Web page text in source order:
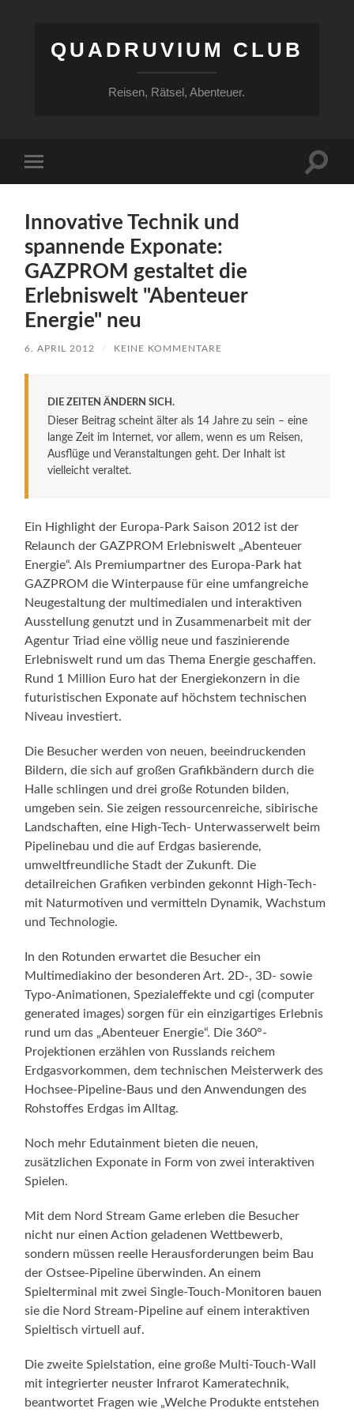
QUADRUVIUM CLUB
Reisen, Rätsel, Abenteuer.
Menü
Innovative Technik und
spannende Exponate:
GAZPROM gestaltet die
Erlebniswelt "Abenteuer
Energie" neu
6. APRIL 2012 / KEINE KOMMENTARE
DIE ZEITEN ÄNDERN SICH.
Dieser Beitrag scheint älter als 14 Jahre zu sein – eine
lange Zeit im Internet, vor allem, wenn es um Reisen,
Ausflüge und Veranstaltungen geht. Der Inhalt ist
vielleicht veraltet.
Ein Highlight der Europa-Park Saison 2012 ist der
Relaunch der GAZPROM Erlebniswelt „Abenteuer
Energie“. Als Premiumpartner des Europa-Park hat
GAZPROM die Winterpause für eine umfangreiche
Neugestaltung der multimedialen und interaktiven
Ausstellung genutzt und in Zusammenarbeit mit der
Agentur Triad eine völlig neue und faszinierende
Erlebniswelt rund um das Thema Energie geschaffen.
Rund 1 Million Euro hat der Energiekonzern in die
futuristischen Exponate auf höchstem technischen
Niveau investiert.
Die Besucher werden von neuen, beeindruckenden
Bildern, die sich auf großen Grafikbändern durch die
Halle schlingen und drei große Rotunden bilden,
umgeben sein. Sie zeigen ressourcenreiche, sibirische
Landschaften, eine High-Tech- Unterwasserwelt beim
Pipelinebau und die auf Erdgas basierende,
umweltfreundliche Stadt der Zukunft. Die
detailreichen Grafiken verbinden gekonnt High-Tech-
mit Naturmotiven und vermitteln Dynamik, Wachstum
und Technologie.
In den Rotunden erwartet die Besucher ein
Multimediakino der besonderen Art. 2D-, 3D- sowie
Typo-Animationen, Spezialeffekte und cgi (computer
generated images) sorgen für ein einzigartiges Erlebnis
rund um das „Abenteuer Energie“. Die 360°-
Projektionen erzählen von Russlands reichem
Erdgasvorkommen, dem technischen Meisterwerk des
Hochsee-Pipeline-Baus und den Anwendungen des
Rohstoffes Erdgas im Alltag.
Noch mehr Edutainment bieten die neuen,
zusätzlichen Exponate in Form von zwei interaktiven
Spielen.
Mit dem Nord Stream Game erleben die Besucher
nicht nur einen Action geladenen Wettbewerb,
sondern müssen reelle Herausforderungen beim Bau
der Ostsee-Pipeline überwinden. An einem
Spielterminal mit zwei Single-Touch-Monitoren bauen
sie die Nord Stream-Pipeline auf einem interaktiven
Spieltisch virtuell auf.
Die zweite Spielstation, eine große Multi-Touch-Wall
mit integrierter neuster Infrarot Kameratechnik,
beantwortet Fragen wie „Welche Produkte entstehen